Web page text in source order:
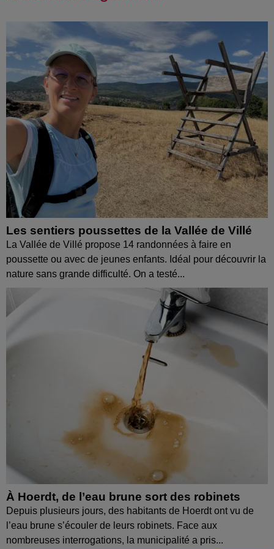
Les sentiers poussettes de la Vallée de Villé
La Vallée de Villé propose 14 randonnées à faire en
poussette ou avec de jeunes enfants. Idéal pour découvrir la
nature sans grande difficulté. On a testé...
À Hoerdt, de l’eau brune sort des robinets
Depuis plusieurs jours, des habitants de Hoerdt ont vu de
l’eau brune s’écouler de leurs robinets. Face aux
nombreuses interrogations, la municipalité a pris...